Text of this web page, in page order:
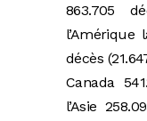
863.705
l’Amérique
décès
Canada
l’Asie